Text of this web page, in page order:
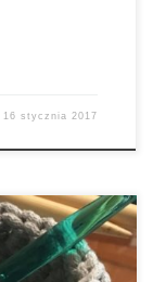
16 stycznia 2017